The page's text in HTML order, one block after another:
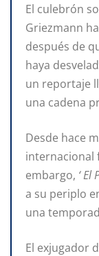
El culebrón
Griezmann
después de
haya
un reportaje
una cadena
Desde hace
internacional
embargo, ‘ El
a su periplo
una
El exjugador